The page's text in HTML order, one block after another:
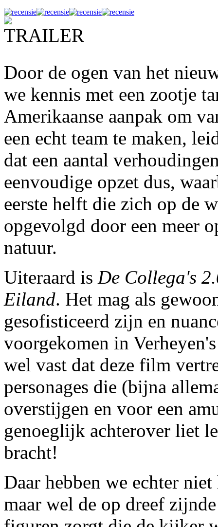
Door de ogen van het
we kennis met een zootje
Amerikaanse aanpak om
een echt team te maken,
dat een aantal
eenvoudige opzet dus,
eerste helft die zich op de
opgevolgd door een meer
natuur.
Uiteraard is De Collega's
Eiland. Het mag als
gesofisticeerd zijn en
voorgekomen in
wel vast dat deze film
personages die (bijna
overstijgen en voor een
genoeglijk achterover liet
bracht!
Daar hebben we echter
maar wel de op dreef